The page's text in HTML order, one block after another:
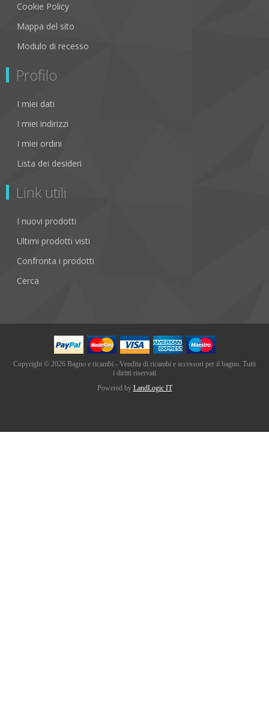
Cookie Policy
Mappa del sito
Modulo di recesso
Profilo
I miei dati
I miei indirizzi
I miei ordini
Lista dei desideri
Link utili
I nuovi prodotti
Ultimi prodotti visti
Confronta i prodotti
Cerca
Copyright © 2026 Bagno e ricambi - Vendita di ricambi e accessori per il bagno. Tutti
i diritti riservati
Powered by LandLogic IT